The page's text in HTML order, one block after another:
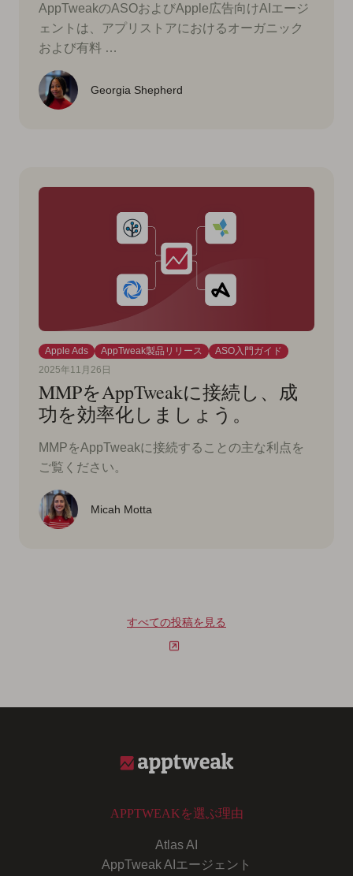
AppTweakのASOおよびApple広告向けAIエージ
ェントは、アプリストアにおけるオーガニック
および有料 …
Georgia Shepherd
Apple Ads AppTweak製品リリース
ASO入門ガイド
2025年11月26日
MMPをAppTweakに接続し、成
功を効率化しましょう。
MMPをAppTweakに接続することの主な利点を
ご覧ください。
Micah Motta
すべての投稿を見る
APPTWEAKを選ぶ理由
Atlas AI
AppTweak AIエージェント